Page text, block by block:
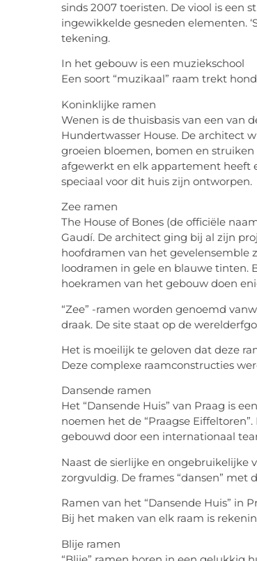
sinds 2007 toeristen. De viool is een
ingewikkelde gesneden elementen.
tekening.
In het gebouw is een muziekschool
Een soort “muzikaal” raam trekt
Koninklijke ramen
Wenen is de thuisbasis van een van
Hundertwasser House. De architect
groeien bloemen, bomen en
afgewerkt en elk appartement heeft
speciaal voor dit huis zijn ontworpen.
Zee ramen
The House of Bones (de officiële
Gaudí. De architect ging bij al zijn
hoofdramen van het gevelensemble
loodramen in gele en blauwe tinten.
hoekramen van het gebouw doen
“Zee” -ramen worden genoemd
draak. De site staat op de
Het is moeilijk te geloven dat deze
Deze complexe raamconstructies
Dansende ramen
Het “Dansende Huis” van Praag is
noemen het de “Praagse
gebouwd door een internationaal
Naast de sierlijke en ongebruikelijke
zorgvuldig. De frames “dansen” met
Ramen van het “Dansende Huis” in
Bij het maken van elk raam is
Blije ramen